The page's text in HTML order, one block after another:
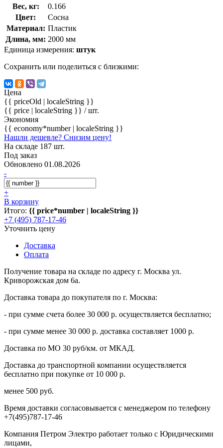
Вес, кг:
0.166
Цвет:
Сосна
Материал: Пластик
Длина, мм: 2000 мм
Единица измерения: штук
Сохранить или поделиться с близкими:
Цена
{{ priceOld | localeString }}
{{ price | localeString }} / шт.
Экономия
{{ economy*number | localeString }}
Нашли дешевле? Снизим цену!
На складе 187 шт.
Под заказ
Обновлено 01.08.2026
-
+
В корзину
Итого: {{ price*number | localeString }}
+7 (495) 787-17-46
Уточнить цену
Доставка
Оплата
Получение товара на складе по адресу г. Москва ул.
Криворожская дом 6а.
Доставка товара до покупателя по г. Москва:
- при сумме счета более 30 000 р. осуществляется бесплатно;
- при сумме менее 30 000 р. доставка составляет 1000 р.
Доставка по МО 30 руб/км. от МКАД.
Доставка до транспортной компании осуществляется
бесплатно при покупке от 10 000 р.
менее 500 руб.
Время доставки согласовывается с менеджером по телефону
+7(495)787-17-46
Компания Петром Электро работает только с Юридическими
лицами,